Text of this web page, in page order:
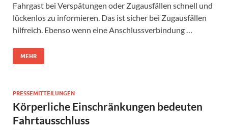
Fahrgast bei Verspätungen oder Zugausfällen schnell und
lückenlos zu informieren. Das ist sicher bei Zugausfällen
hilfreich. Ebenso wenn eine Anschlussverbindung …
MEHR
PRESSEMITTEILUNGEN
Körperliche Einschränkungen bedeuten
Fahrtausschluss